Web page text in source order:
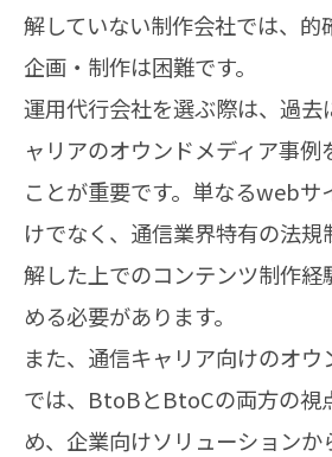
解していない制作会社では、的
企画・制作は困難です。
運用代行会社を選ぶ際は、過去
ャリアのオウンドメディア事例
ことが重要です。単なるwebサ
けでなく、通信業界特有の法規
解した上でのコンテンツ制作経
める必要があります。
また、通信キャリア向けのオ
では、BtoBとBtoCの両方の視
め、企業向けソリューションか